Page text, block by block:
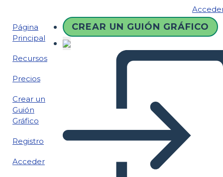
Página
Principal
Recursos
Precios
Crear un
Guión
Gráfico
Registro
Acceder
CREAR UN GUIÓN GRÁFICO